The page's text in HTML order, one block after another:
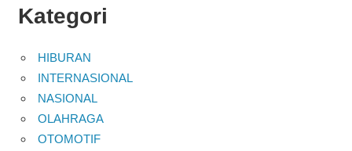
Kategori
HIBURAN
INTERNASIONAL
NASIONAL
OLAHRAGA
OTOMOTIF